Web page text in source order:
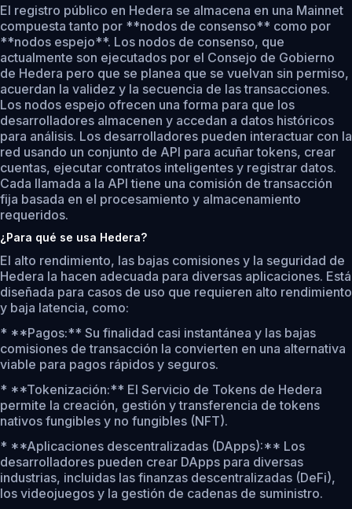
El registro público en Hedera se almacena en una Mainnet
compuesta tanto por **nodos de consenso** como por
**nodos espejo**. Los nodos de consenso, que
actualmente son ejecutados por el Consejo de Gobierno
de Hedera pero que se planea que se vuelvan sin permiso,
acuerdan la validez y la secuencia de las transacciones.
Los nodos espejo ofrecen una forma para que los
desarrolladores almacenen y accedan a datos históricos
para análisis. Los desarrolladores pueden interactuar con la
red usando un conjunto de API para acuñar tokens, crear
cuentas, ejecutar contratos inteligentes y registrar datos.
Cada llamada a la API tiene una comisión de transacción
fija basada en el procesamiento y almacenamiento
requeridos.
¿Para qué se usa Hedera?
El alto rendimiento, las bajas comisiones y la seguridad de
Hedera la hacen adecuada para diversas aplicaciones. Está
diseñada para casos de uso que requieren alto rendimiento
y baja latencia, como:
* **Pagos:** Su finalidad casi instantánea y las bajas
comisiones de transacción la convierten en una alternativa
viable para pagos rápidos y seguros.
* **Tokenización:** El Servicio de Tokens de Hedera
permite la creación, gestión y transferencia de tokens
nativos fungibles y no fungibles (NFT).
* **Aplicaciones descentralizadas (DApps):** Los
desarrolladores pueden crear DApps para diversas
industrias, incluidas las finanzas descentralizadas (DeFi),
los videojuegos y la gestión de cadenas de suministro.